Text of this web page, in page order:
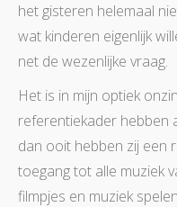
het gisteren helemaal
wat kinderen eigenlijk
net de wezenlijke vraag.
Het is in mijn optiek
referentiekader hebben
dan ooit hebben zij een
toegang tot alle muziek
filmpjes en muziek